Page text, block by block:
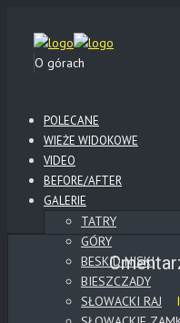
O górach
POLECANE
WIEŻE WIDOKOWE
VIDEO
BEFORE/AFTER
GALERIE
TATRY
GÓRY
BESKID NISKI
BIESZCZADY
SŁOWACKI RAJ